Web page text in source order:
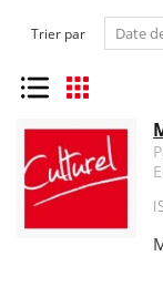
Trier par
Liste Grille